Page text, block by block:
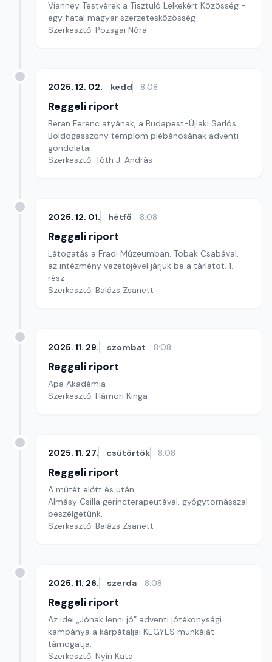
Vianney Testvérek a Tisztuló Lelkekért Közösség -
egy fiatal magyar szerzetesközösség
Szerkesztő: Pozsgai Nóra
2025. 12. 02. kedd 8:08
Reggeli riport
Beran Ferenc atyának, a Budapest-Újlaki Sarlós
Boldogasszony templom plébánosának adventi
gondolatai
Szerkesztő: Tóth J. András
2025. 12. 01. hétfő 8:08
Reggeli riport
Látogatás a Fradi Múzeumban. Tobak Csabával,
az intézmény vezetőjével járjuk be a tárlatot. 1.
rész
Szerkesztő: Balázs Zsanett
2025. 11. 29. szombat 8:08
Reggeli riport
Apa Akadémia
Szerkesztő: Hámori Kinga
2025. 11. 27. csütörtök 8:08
Reggeli riport
A műtét előtt és után
Almásy Csilla gerincterapeutával, gyógytornásszal
beszélgetünk.
Szerkesztő: Balázs Zsanett
2025. 11. 26. szerda 8:08
Reggeli riport
Az idei „Jónak lenni jó” adventi jótékonysági
kampánya a kárpátaljai KEGYES munkáját
támogatja.
Szerkesztő: Nyíri Kata